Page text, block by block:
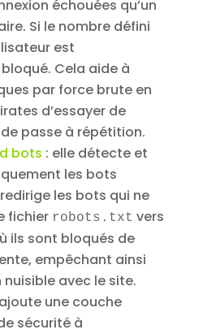
échouées qu’un
Si le nombre défini
est
Cela aide à
par force brute en
d’essayer de
passe à répétition.
bots : elle détecte et
les bots
les bots qui ne
fichier robots.txt vers
ils sont bloqués de
empêchant ainsi
avec le site.
une couche
sécurité à